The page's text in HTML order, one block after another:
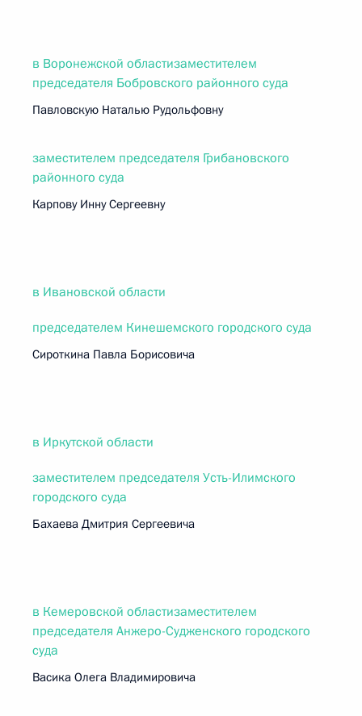
в Воронежской областизаместителем
председателя Бобровского районного суда
Павловскую Наталью Рудольфовну
заместителем председателя Грибановского
районного суда
Карпову Инну Сергеевну
в Ивановской области
председателем Кинешемского городского суда
Сироткина Павла Борисовича
в Иркутской области
заместителем председателя Усть-Илимского
городского суда
Бахаева Дмитрия Сергеевича
в Кемеровской областизаместителем
председателя Анжеро-Судженского городского
суда
Васика Олега Владимировича